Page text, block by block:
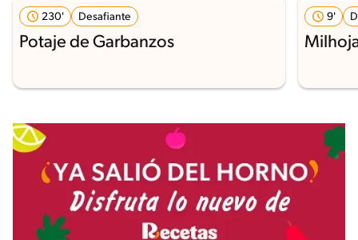
230' Desafiante
Potaje de Garbanzos
9'